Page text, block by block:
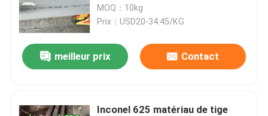
Feuille laminée à froid d'acier inoxydable
Plaque d'acier inoxydable laminée à chaud
EN 10204 3.1 Essai matière
MOQ：10kg
Prix：USD20-34.45/KG
meilleur prix Contact
Inconel 625 matériau de tige